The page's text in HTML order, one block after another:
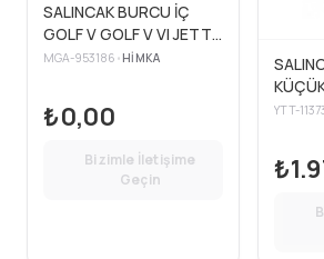
SALINCAK BURCU İÇ
GOLF V GOLF V VI JETTA
III JETTA III IV VI PASSAT
TOURAN / A3 A4 / LEON
MGA-953186 • HIMKA
₺0,00
Bizimle İletişime
Geçin
YTT-